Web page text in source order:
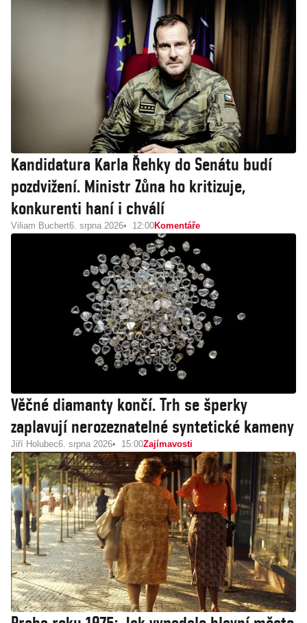
Kandidatura Karla Řehky do Senátu budí
pozdvižení. Ministr Zůna ho kritizuje,
konkurenti haní i chválí
Viliam Buchert6. srpna 2026 12:00Komentáře
Věčné diamanty končí. Trh se šperky
zaplavují nerozeznatelné syntetické kameny
Jiří Holubec6. srpna 2026 15:00Zajímavosti